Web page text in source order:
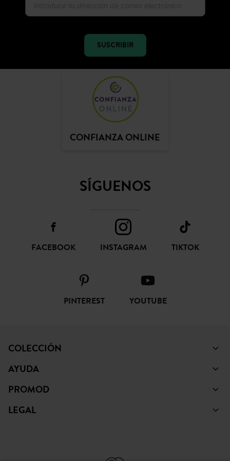
SUSCRIBIR
SÍGUENOS
INSTAGRAM